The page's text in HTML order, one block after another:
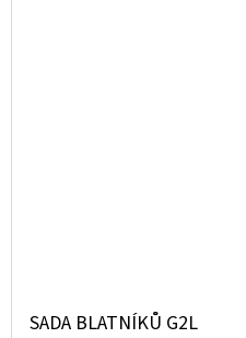
SADA BLATNÍKŮ G2L